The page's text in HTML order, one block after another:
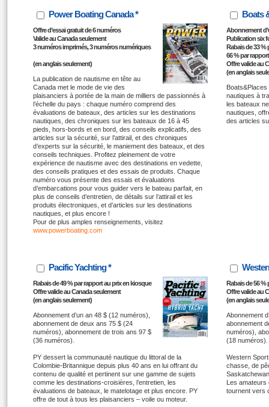
Power Boating Canada *
Offre d’essai gratuit de 6 numéros
Valide au Canada seulement
3 numéros imprimés, 3 numéros numériques
(en anglais seulement)
La publication de nautisme en tête au
Canada met le mode de vie des
plaisanciers à portée de la main de milliers de passionnés à
l’échelle du pays : chaque numéro comprend des
évaluations de bateaux, des articles sur les destinations
nautiques, des chroniques sur les bateaux de 16 à 45
pieds, hors-bords et en bord, des conseils explicatifs, des
articles sur la sécurité, sur l’attirail, et des chroniques
d’experts sur la sécurité, le maniement des bateaux, et des
conseils techniques. Profitez pleinement de votre
expérience de nautisme avec des destinations en vedette,
des conseils pratiques et des essais de produits. Chaque
numéro vous présente des essais et évaluations
d’embarcations pour vous guider vers le bateau parfait, en
plus de conseils d’entretien, de détails sur l’attirail et les
produits électroniques, et d’articles sur les destinations
nautiques, et plus encore !
Pour de plus amples renseignements, visitez
www.powerboating.com
Boats
Abonnement
Publication six
Rabais de 33 %
66 % par
Offre valide au
(en anglais
nautiques à
les bateaux
nautiques,
des articles
Pacific Yachting *
Rabais de 49 % par rapport au prix en kiosque
Offre valide au Canada seulement
(en anglais seulement)
Abonnement d’un an 48 $ (12 numéros),
abonnement de deux ans 75 $ (24
numéros), abonnement de trois ans 97 $
(36 numéros).
PY dessert la communauté nautique du littoral de la
Colombie-Britannique depuis plus 40 ans en lui offrant du
contenu de qualité et pertinent sur une gamme de sujets
comme les destinations-croisières, l’entretien, les
évaluations de bateaux, le matelotage et plus encore. PY
offre de tout à tous les plaisanciers – voile ou moteur.
Rabais de 56 %
Offre valide au
(en anglais
Abonnement
abonnement
numéros),
(18 numéros).
Western
chasse, de
Les amateurs
tournent vers